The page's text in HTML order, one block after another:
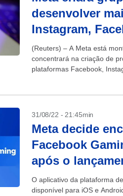
desenvolver
Instagram,
(Reuters) – A Meta está
concentrará na criação de
plataformas Facebook,
31/08/22 - 21:45min
Meta decide
Facebook
após o
O aplicativo da plataforma
disponível para iOS e